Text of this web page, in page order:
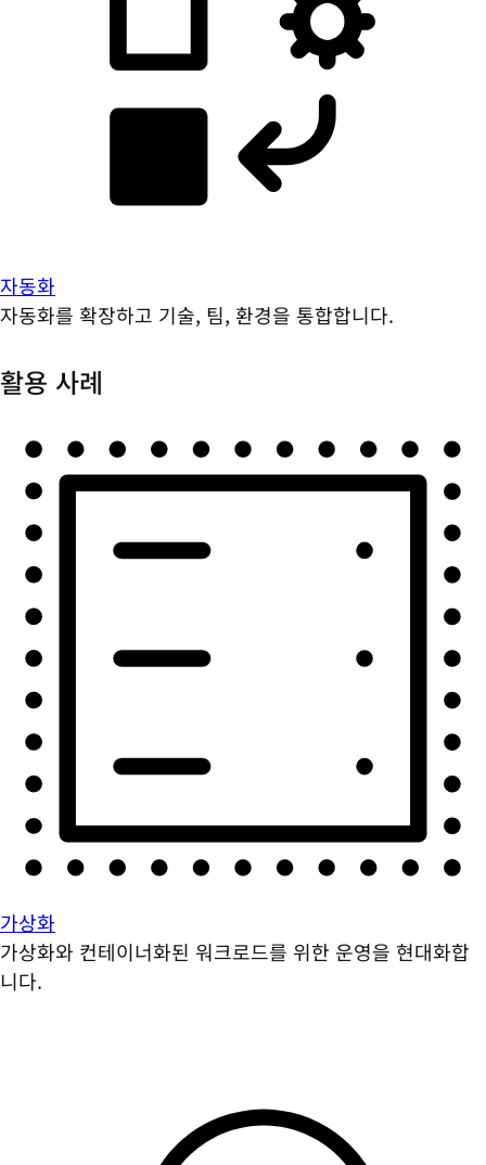
자동화
자동화를 확장하고 기술, 팀, 환경을 통합합니다.
활용 사례
가상화
가상화와 컨테이너화된 워크로드를 위한 운영을 현대화합
니다.